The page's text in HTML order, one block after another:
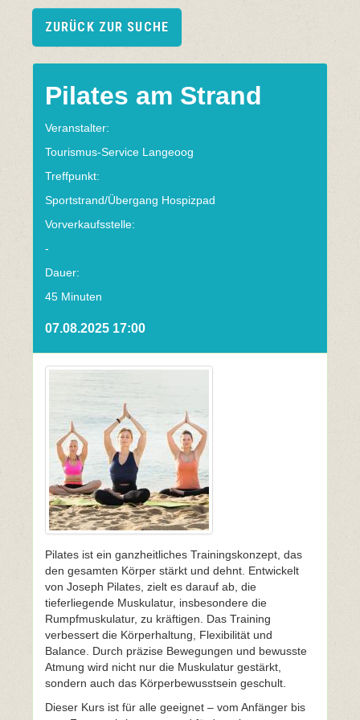
ZURÜCK ZUR SUCHE
Pilates am Strand
Veranstalter:
Tourismus-Service Langeoog
Treffpunkt:
Sportstrand/Übergang Hospizpad
Vorverkaufsstelle:
-
Dauer:
45 Minuten
07.08.2025 17:00
Pilates ist ein ganzheitliches Trainingskonzept, das
den gesamten Körper stärkt und dehnt. Entwickelt
von Joseph Pilates, zielt es darauf ab, die
tieferliegende Muskulatur, insbesondere die
Rumpfmuskulatur, zu kräftigen. Das Training
verbessert die Körperhaltung, Flexibilität und
Balance. Durch präzise Bewegungen und bewusste
Atmung wird nicht nur die Muskulatur gestärkt,
sondern auch das Körperbewusstsein geschult.
Dieser Kurs ist für alle geeignet – vom Anfänger bis